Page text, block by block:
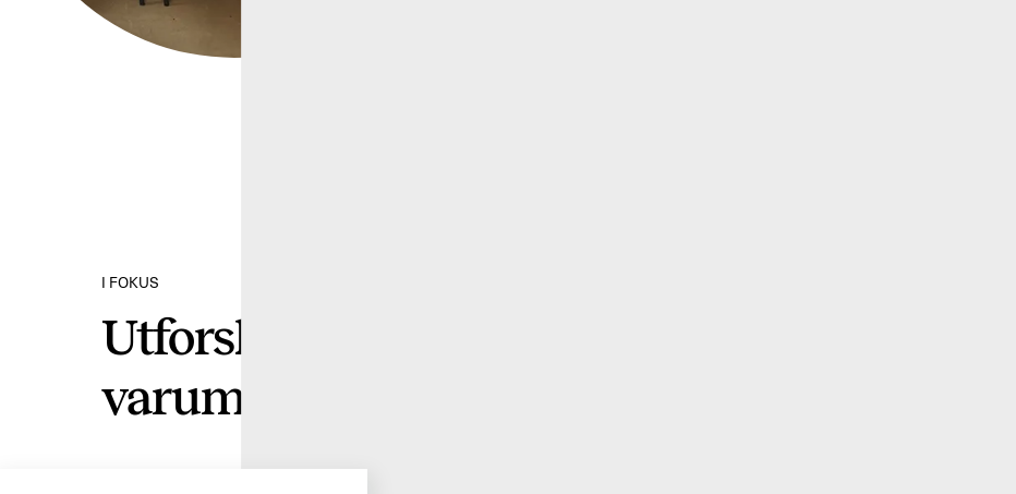
I FOKUS
Utforska fokusområden för
varumärkessäkerhet